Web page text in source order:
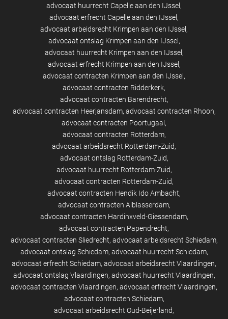
advocaat huurrecht Capelle aan den IJssel
advocaat erfrecht Capelle aan den IJssel
advocaat arbeidsrecht Krimpen aan den IJssel
advocaat ontslag Krimpen aan den IJssel
advocaat huurrecht Krimpen aan den IJssel
advocaat erfrecht Krimpen aan den IJssel
advocaat contracten Krimpen aan den IJssel
advocaat contracten Ridderkerk
advocaat contracten Barendrecht
advocaat contracten Heerjansdam advocaat contracten Rhoon
advocaat contracten Poortugaal
advocaat contracten Rotterdam
advocaat arbeidsrecht Rotterdam-Zuid
advocaat ontslag Rotterdam-Zuid
advocaat huurrecht Rotterdam-Zuid
advocaat contracten Rotterdam-Zuid
advocaat contracten Hendik Ido Ambacht
advocaat contracten Alblasserdam
advocaat contracten Hardinxveld-Giessendam
advocaat contracten Papendrecht
advocaat contracten Sliedrecht advocaat arbeidsrecht Schiedam
advocaat ontslag Schiedam advocaat huurrecht Schiedam
advocaat erfrecht Schiedam advocaat arbeidsrecht Vlaardingen
advocaat ontslag Vlaardingen advocaat huurrecht Vlaardingen
advocaat contracten Vlaardingen advocaat erfrecht Vlaardingen
advocaat contracten Schiedam
advocaat arbeidsrecht Oud-Beijerland